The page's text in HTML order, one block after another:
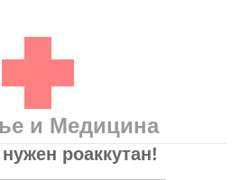
и Медицина
роаккутан!